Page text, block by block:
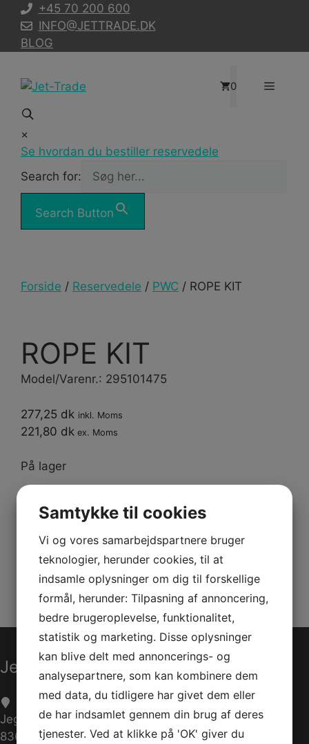
Hop
indhold
+45 70 200 600
INFO@JETTRADE.DK
BLOG
0 Menu
×
Se hvordan du bestiller reservedele
Search for:
Search Button
Forside / Reservedele / PWC / ROPE KIT
ROPE KIT
Model/Varenr.: 295101475
277,25 dk inkl. Moms
221,80 dk ex. Moms
På lager
antalTilføj til kurv
Varenummer (SKU):295101475 Kategorier:
Accessories ,PWC,Reservedele
Jet-Trade Powersport
Jegstrupvej 280
8361 Hasselager
Samtykke til cookies
Vi og vores samarbejdspartnere bruger
teknologier, herunder cookies, til at
indsamle oplysninger om dig til forskellige
formål, herunder: Tilpasning af annoncering,
bedre brugeroplevelse, funktionalitet,
statistik og marketing. Disse oplysninger
kan blive delt med annoncerings- og
analysepartnere, som kan kombinere dem
med data, du tidligere har givet dem eller
de har indsamlet gennem din brug af deres
tjenester. Ved at klikke på 'OK' giver du